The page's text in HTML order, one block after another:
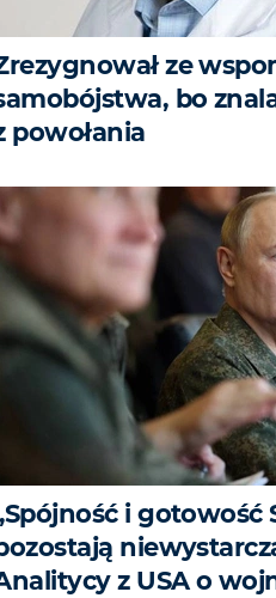
ze
bo
powołania
i gotowość
z USA o